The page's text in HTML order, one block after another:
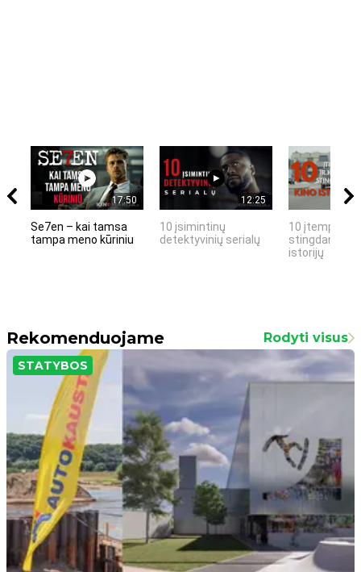
17:50
Se7en – kai tamsa
tampa meno kūriniu
12:25
10 įsimintinų
detektyvinių serialų
10 įtemptų,
stingdančių
istorijų
Rekomenduojame Rodyti visus
STATYBOS